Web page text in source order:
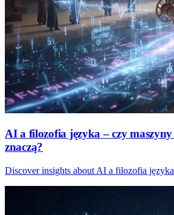
AI a filozofia języka – czy
znaczą?
Discover insights about AI a filozofia języka